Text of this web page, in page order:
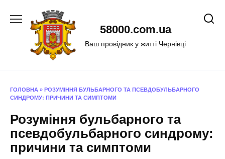
58000.com.ua
Ваш провідник у житті Чернівці
ГОЛОВНА » РОЗУМІННЯ БУЛЬБАРНОГО ТА ПСЕВДОБУЛЬБАРНОГО
СИНДРОМУ: ПРИЧИНИ ТА СИМПТОМИ
Розуміння бульбарного та
псевдобульбарного синдрому:
причини та симптоми